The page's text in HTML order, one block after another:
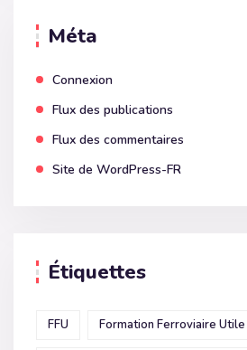
Méta
Connexion
Flux des publications
Flux des commentaires
Site de WordPress-FR
Étiquettes
FFU Formation Ferroviaire Utile